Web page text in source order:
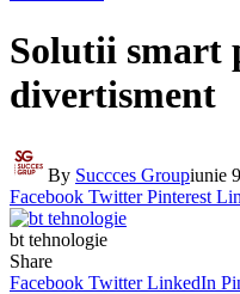
Solutii smart
divertisment
By Succces Groupiunie
Facebook Twitter Pinterest
bt tehnologie
Share
Facebook Twitter LinkedIn